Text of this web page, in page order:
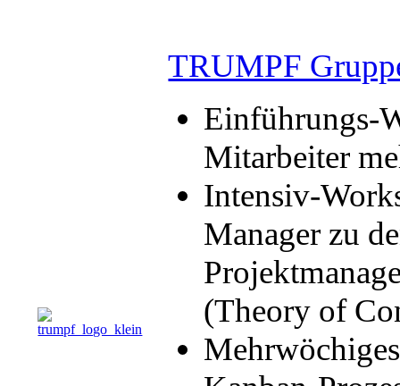
TRUMPF
Einführungs-
Mitarbeiter
Intensiv-
Manager zu
(Theory of